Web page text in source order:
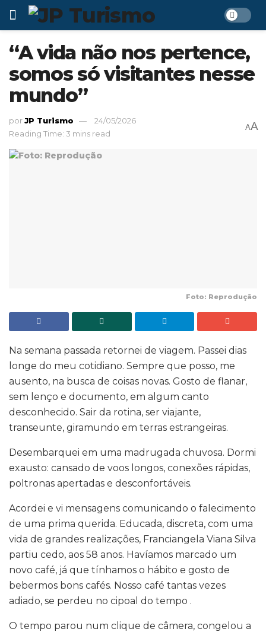
“A vida não nos pertence,
somos só visitantes nesse
mundo”
porJP Turismo
24/05/2026
Reading Time: 3 mins read
AA
Foto: Reprodução
Na semana passada retornei de viagem. Passei dias
longe do meu cotidiano. Sempre que posso, me
ausento, na busca de coisas novas. Gosto de flanar,
sem lenço e documento, em algum canto
desconhecido. Sair da rotina, ser viajante,
transeunte, giramundo em terras estrangeiras.
Desembarquei em uma madrugada chuvosa. Dormi
exausto: cansado de voos longos, conexões rápidas,
poltronas apertadas e desconfortáveis.
Acordei e vi mensagens comunicando o falecimento
de uma prima querida. Educada, discreta, com uma
vida de grandes realizações, Franciangela Viana Silva
partiu cedo, aos 58 anos. Havíamos marcado um
novo café, já que tínhamos o hábito e gosto de
bebermos bons cafés. Nosso café tantas vezes
adiado, se perdeu no cipoal do tempo .
O tempo parou num clique de câmera, congelou a